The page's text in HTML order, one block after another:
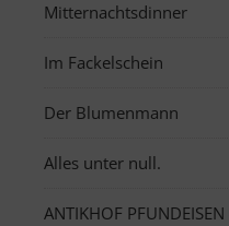
Mitternachtsdinner
Im Fackelschein
Der Blumenmann
Alles unter null.
ANTIKHOF